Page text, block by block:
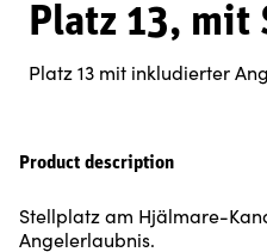
Platz 13, mit
Platz 13 mit inkludierter
Product description
Stellplatz am Hjälmare-
Angelerlaubnis.